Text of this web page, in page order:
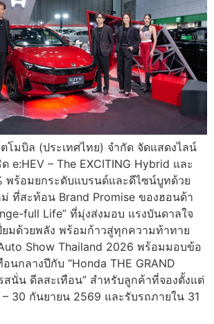
โมบิล (ประเทศไทย) จำกัด จัดแสดงไลน์
e:HEV – The EXCITING Hybrid และ
พร้อมยกระดับแบรนด์และดีไซน์บูทด้วย
ที่สะท้อน Brand Promise ของฮอนด้า
full Life” ที่มุ่งส่งมอบ แรงบันดาลใจ
ยมด้วยพลัง พร้อมก้าวสู่ทุกความท้าทาย
Show Thailand 2026 พร้อมมอบข้อ
นกลางปีกับ “Honda THE GRAND
สนั่น ดีลสะเทือน” สำหรับลูกค้าที่จองตั้งแต่
30 กันยายน 2569 และรับรถภายใน 31